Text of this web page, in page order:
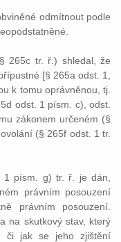
odmítnout podle
265c tr. ř.) shledal, že
[§ 265a odst. 1,
k tomu oprávněnou, tj.
odst. 1 písm. c), odst.
zákonem určeném (§
(§ 265f odst. 1 tr.
1 písm. g) tr. ř. je dán,
právním posouzení
právním posouzení.
na skutkový stav, který
či jak se jeho zjištění